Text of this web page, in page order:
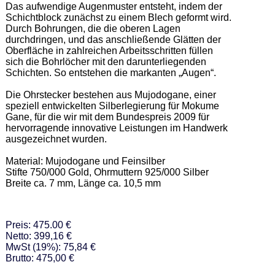
Das aufwendige Augenmuster entsteht, indem der
Schichtblock zunächst zu einem Blech geformt wird.
Durch Bohrungen, die die oberen Lagen
durchdringen, und das anschließende Glätten der
Oberfläche in zahlreichen Arbeitsschritten füllen
sich die Bohrlöcher mit den darunterliegenden
Schichten. So entstehen die markanten „Augen“.
Die Ohrstecker bestehen aus Mujodogane, einer
speziell entwickelten Silberlegierung für Mokume
Gane, für die wir mit dem Bundespreis 2009 für
hervorragende innovative Leistungen im Handwerk
ausgezeichnet wurden.
Material: Mujodogane und Feinsilber
Stifte 750/000 Gold, Ohrmuttern 925/000 Silber
Breite ca. 7 mm, Länge ca. 10,5 mm
Preis: 475.00 €
Netto: 399,16 €
MwSt (19%): 75,84 €
Brutto: 475,00 €